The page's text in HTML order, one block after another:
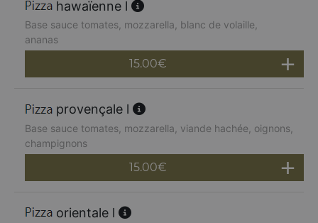
hawaïenne l
Base sauce tomates, mozzarella, blanc de volaille,
ananas
15.00€
provençale l
Base sauce tomates, mozzarella, viande hachée, oignons,
champignons
15.00€
orientale l